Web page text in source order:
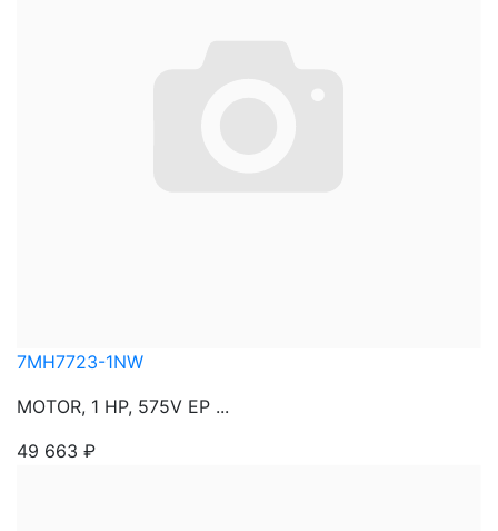
7MH7723-1NW
MOTOR, 1 HP, 575V EP ...
49 663 ₽